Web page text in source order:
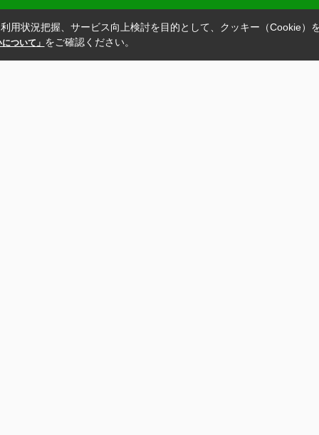
用状況把握、サービス向上検討を目的として、クッキー（Cookie）
ついて」 をご確認ください。